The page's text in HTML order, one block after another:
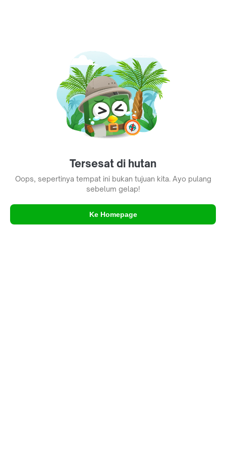
Tersesat di hutan
Oops, sepertinya tempat ini bukan tujuan kita. Ayo pulang
sebelum gelap!
Ke Homepage